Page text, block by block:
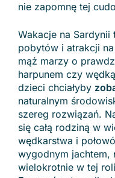
nie zapomnę tej
Wakacje na
pobytów i atrakcji
mąż marzy o
harpunem czy
dzieci chciałyby
naturalnym
szereg rozwiązań.
się całą rodziną w
wędkarstwa i
wygodnym jachtem,
wielokrotnie w tej roli